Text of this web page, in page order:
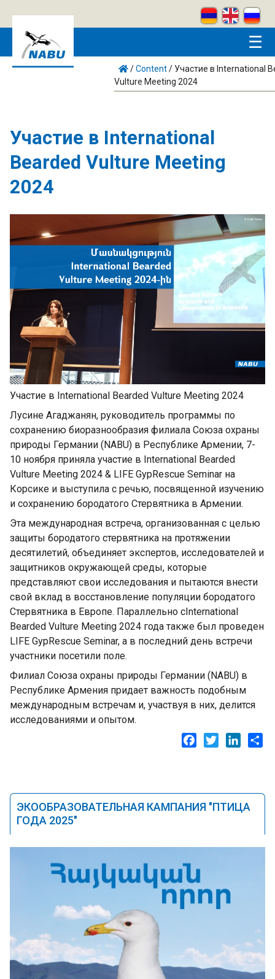
☰
/Content/ Участие в International
Vulture Meeting 2024
Участие в International
Bearded Vulture Meeting
2024
Участие в International Bearded Vulture Meeting 2024
Лусине Агаджанян, руководитель программы по
сохранению биоразнообразия филиала Союза охраны
природы Германии (NABU) в Республике Армении, 7-
10 ноября приняла участие в International Bearded
Vulture Meeting 2024 & LIFE GypRescue Seminar на
Корсике и выступила с речью, посвященной изучению
и сохранению бородатого Стервятника в Армении.
Эта международная встреча, организованная с целью
защиты бородатого стервятника на протяжении
десятилетий, объединяет экспертов, исследователей и
защитников окружающей среды, которые
представляют свои исследования и пытаются внести
свой вклад в восстановление популяции бородатого
Стервятника в Европе. Параллельно сInternational
Bearded Vulture Meeting 2024 года также был проведен
LIFE GypRescue Seminar, а в последний день встречи
участники посетили поле.
Филиал Союза охраны природы Германии (NABU) в
Республике Армения придает важность подобным
международным встречам и, участвуя в них, делится
исследованиями и опытом.
Facebook
Twitter
ЭКООБРАЗОВАТЕЛЬНАЯ КАМПАНИЯ "ПТИЦА
ГОДА 2025"